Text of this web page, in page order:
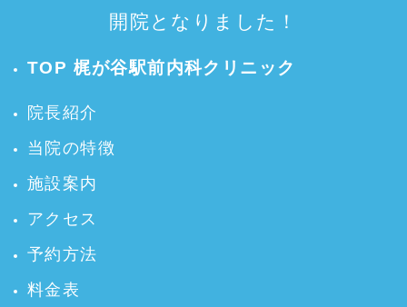
開院となりました！
TOP 梶が谷駅前内科クリニック
院長紹介
当院の特徴
施設案内
アクセス
予約方法
料金表